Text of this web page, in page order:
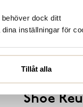
dock ditt
inställningar för
Tillåt alla
Shoe